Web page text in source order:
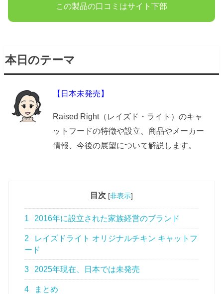
この製品の口コミはサイト下部
本日のテーマ
【日本未発売】
Raised Right（レイズド・ライト）のキャ
ットフードの特徴や設立、商品やメーカー
情報、今後の展望について解説します。
目次 [非表示]
1 2016年に設立された家族経営のブランド
2
レイズドライト オリジナルチキン キャットフ
ード
3 2025年現在、日本では未発売
4 まとめ